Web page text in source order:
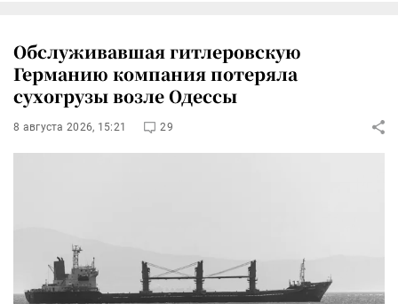
Обслуживавшая гитлеровскую
Германию компания потеряла
сухогрузы возле Одессы
8 августа 2026, 15:21 29